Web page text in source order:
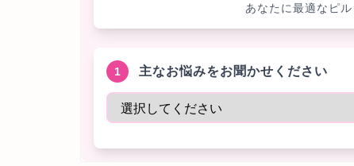
あなたに最適なピ
1 主なお悩みをお聞かせください